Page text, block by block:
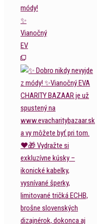
módy!
✨
Vianočný
EV